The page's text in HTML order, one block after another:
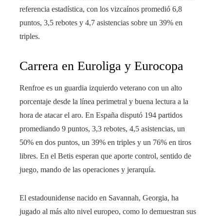
referencia estadística, con los vizcaínos promedió 6,8
puntos, 3,5 rebotes y 4,7 asistencias sobre un 39% en
triples.
Carrera en Euroliga y Eurocopa
Renfroe es un guardia izquierdo veterano con un alto
porcentaje desde la línea perimetral y buena lectura a la
hora de atacar el aro. En España disputó 194 partidos
promediando 9 puntos, 3,3 rebotes, 4,5 asistencias, un
50% en dos puntos, un 39% en triples y un 76% en tiros
libres. En el Betis esperan que aporte control, sentido de
juego, mando de las operaciones y jerarquía.
El estadounidense nacido en Savannah, Georgia, ha
jugado al más alto nivel europeo, como lo demuestran sus